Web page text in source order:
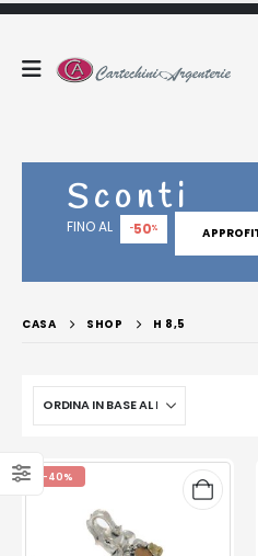
Sconti
FINO AL -50%
CASA SHOP H 8,5
-40%